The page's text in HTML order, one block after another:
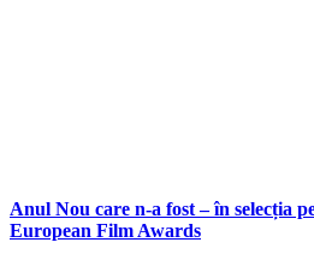
Anul Nou care n-a fost – în selecția
European Film Awards